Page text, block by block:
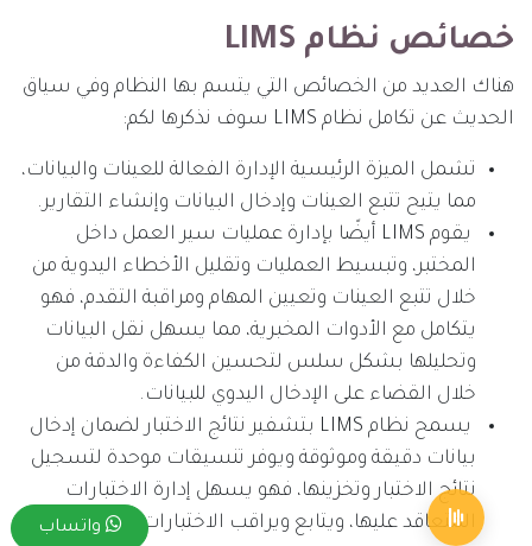
خصائص نظام LIMS
هناك العديد من الخصائص التي يتسم بها النظام وفي سياق
الحديث عن تكامل نظام LIMS سوف نذكرها لكم:
تشمل الميزة الرئيسية الإدارة الفعالة للعينات والبيانات،
مما يتيح تتبع العينات وإدخال البيانات وإنشاء التقارير.
يقوم LIMS أيضًا بإدارة عمليات سير العمل داخل
المختبر، وتبسيط العمليات وتقليل الأخطاء اليدوية من
خلال تتبع العينات وتعيين المهام ومراقبة التقدم، فهو
يتكامل مع الأدوات المخبرية، مما يسهل نقل البيانات
وتحليلها بشكل سلس لتحسين الكفاءة والدقة من
خلال القضاء على الإدخال اليدوي للبيانات.
يسمح نظام LIMS بتشفير نتائج الاختبار لضمان إدخال
بيانات دقيقة وموثوقة ويوفر تنسيقات موحدة لتسجيل
نتائج الاختبار وتخزينها، فهو يسهل إدارة الاختبارات
المتعاقد عليها، ويتابع ويراقب الاختبارات.
واتساب